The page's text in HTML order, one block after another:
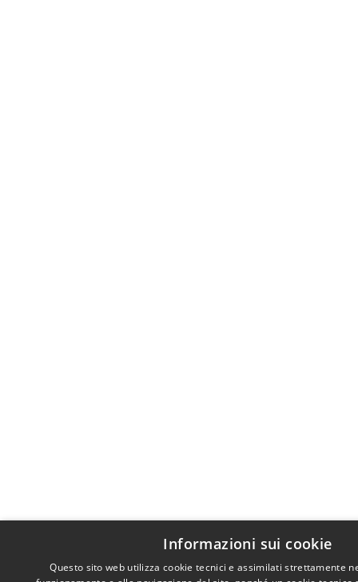
Informazioni sui cookie
Questo sito web utilizza cookie tecnici e assimilati strettamente